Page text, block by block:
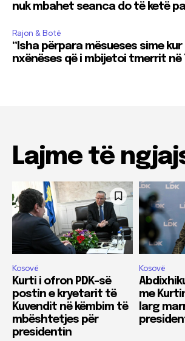
nuk mbahet seanca do të ketë
Rajon & Botë
“Isha përpara mësueses sime kur
nxënëses që i mbijetoi tmerrit në
Lajme të
Kosovë
Kurti i ofron PDK-së
postin e kryetarit të
Kuvendit në këmbim të
mbështetjes për
presidentin
Kosovë
me
larg